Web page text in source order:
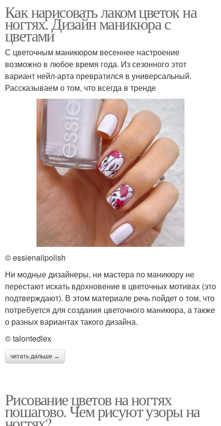
Как нарисовать лаком цветок на
ногтях. Дизайн маникюра с
цветами
С цветочным маникюром весеннее настроение
возможно в любое время года. Из сезонного этот
вариант нейл-арта превратился в универсальный.
Рассказываем о том, что всегда в тренде
© essienailpolish
Ни модные дизайнеры, ни мастера по маникюру не
перестают искать вдохновение в цветочных мотивах (это
подтверждают). В этом материале речь пойдет о том, что
потребуется для создания цветочного маникюра, а также
о разных вариантах такого дизайна.
© talontedlex
читать дальше →
Рисование цветов на ногтях
пошагово. Чем рисуют узоры на